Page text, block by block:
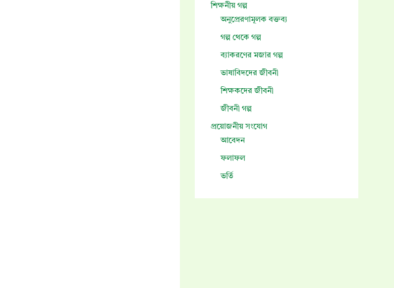
শিক্ষনীয় গল্প
অনুপ্রেরণামূলক বক্তব্য
গল্প থেকে গল্প
ব্যাকরণের মজার গল্প
ভাষাবিদদের জীবনী
শিক্ষকদের জীবনী
জীবনী গল্প
প্রয়োজনীয় সংযোগ
আবেদন
ফলাফল
ভর্তি